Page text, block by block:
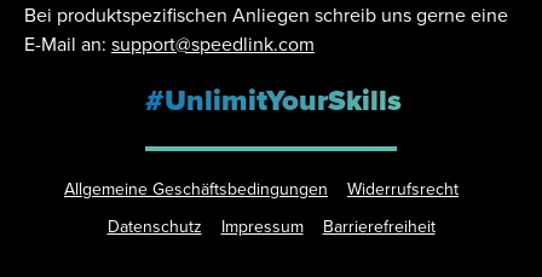
Bei produktspezifischen Anliegen schreib uns gerne eine
E-Mail an: support@speedlink.com
#UnlimitYourSkills
Allgemeine Geschäftsbedingungen
Widerrufsrecht
Datenschutz
Impressum Barrierefreiheit